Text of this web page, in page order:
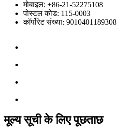
मोबाइल: +86-21-52275108
पोस्टल कोड: 115-0003
कॉर्पोरेट संख्या: 9010401189308
मूल्य सूची के लिए पूछताछ